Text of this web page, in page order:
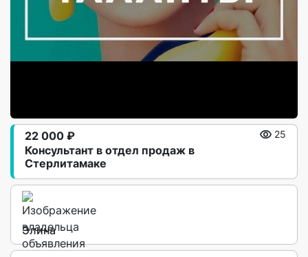
Консультант в отдел продаж в
Стерлитамаке
22 000 ₽ 25
Элина